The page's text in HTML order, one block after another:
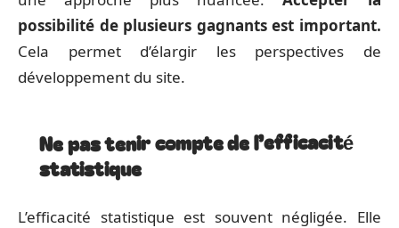
possibilité de plusieurs gagnants est important.
Cela permet d’élargir les perspectives de
développement du site.
Ne pas tenir compte de l’efficacité
statistique
L’efficacité statistique est souvent négligée. Elle